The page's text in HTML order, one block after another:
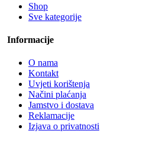
Shop
Sve kategorije
Informacije
O nama
Kontakt
Uvjeti korištenja
Načini plaćanja
Jamstvo i dostava
Reklamacije
Izjava o privatnosti